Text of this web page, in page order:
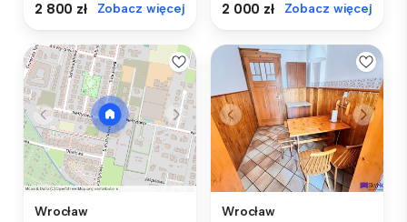
2 800 zł Zobacz więcej 2 000 zł Zobacz więcej
Wrocław Wrocław